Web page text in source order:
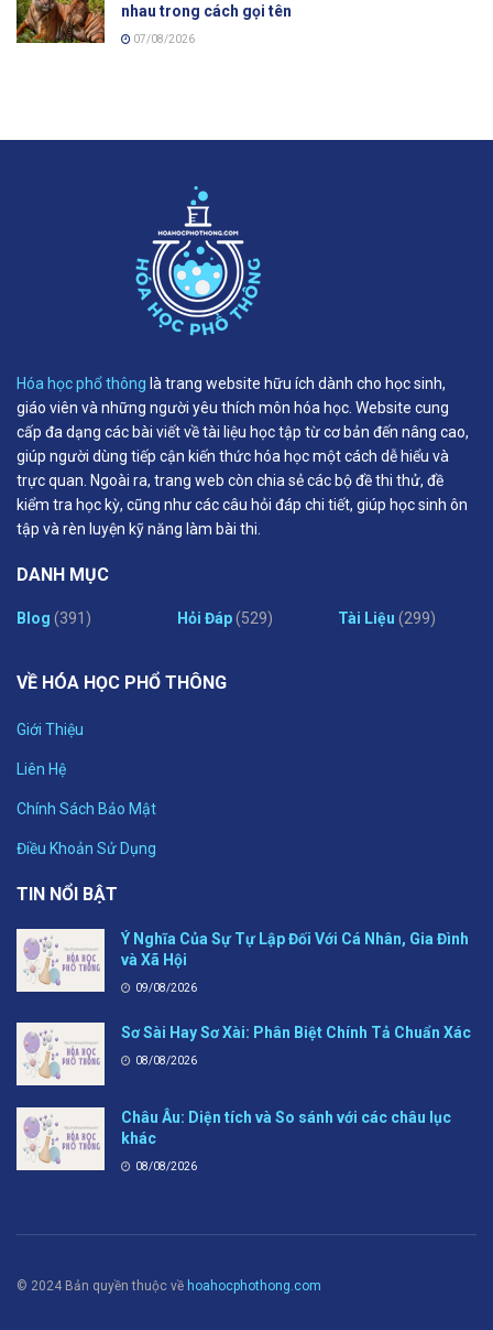
nhau trong cách gọi tên
07/08/2026
Hóa học phổ thông là trang website hữu ích dành cho học sinh,
giáo viên và những người yêu thích môn hóa học. Website cung
cấp đa dạng các bài viết về tài liệu học tập từ cơ bản đến nâng cao,
giúp người dùng tiếp cận kiến thức hóa học một cách dễ hiểu và
trực quan. Ngoài ra, trang web còn chia sẻ các bộ đề thi thử, đề
kiểm tra học kỳ, cũng như các câu hỏi đáp chi tiết, giúp học sinh ôn
tập và rèn luyện kỹ năng làm bài thi.
DANH MỤC
Blog (391) Hỏi Đáp(529) Tài Liệu (299)
VỀ HÓA HỌC PHỔ THÔNG
Giới Thiệu
Liên Hệ
Chính Sách Bảo Mật
Điều Khoản Sử Dụng
TIN NỔI BẬT
Ý Nghĩa Của Sự Tự Lập Đối Với Cá Nhân, Gia Đình
và Xã Hội
09/08/2026
Sơ Sài Hay Sơ Xài: Phân Biệt Chính Tả Chuẩn Xác
08/08/2026
Châu Âu: Diện tích và So sánh với các châu lục
khác
08/08/2026
© 2024 Bản quyền thuộc về hoahocphothong.com